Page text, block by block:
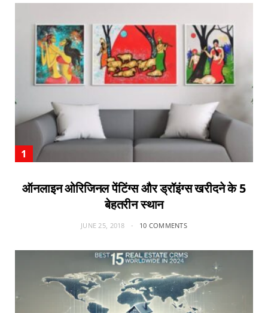
ऑनलाइन ओरिजिनल पेंटिंग्स और ड्रॉइंग्स खरीदने के 5
बेहतरीन स्थान
JUNE 25, 2018 10 COMMENTS